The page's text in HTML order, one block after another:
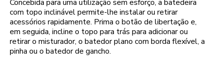
Concebida para uma utilização sem esforço, a batedeira
com topo inclinável permite-lhe instalar ou retirar
acessórios rapidamente. Prima o botão de libertação e,
em seguida, incline o topo para trás para adicionar ou
retirar o misturador, o batedor plano com borda flexível, a
pinha ou o batedor de gancho.